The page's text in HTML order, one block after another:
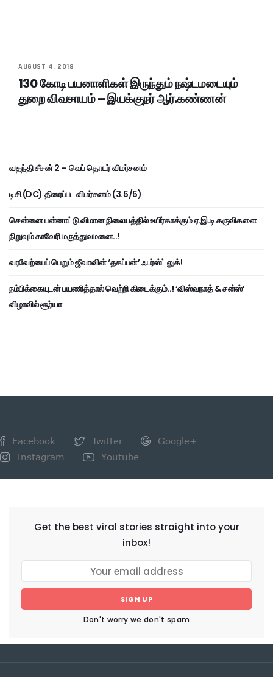
AUGUST 4, 2018
130 கோடி பயனாளிகள் இருந்தும் நஷ்டமடையும்
துறை விவசாயம் – இயக்குநர் ஆர்.கண்ணன்
வதந்தி சீசன் 2 – வெப் தொடர் விமர்சனம்
டிசி (DC) திரைப்பட விமர்சனம் (3.5/5)
சென்னை பன்னாட்டு விமான நிலையத்தில் உயிர்காக்கும் ஏ.இ.டி கருவிகளை
நிறுவும் காவேரி மருத்துவமனை..!
வரவேற்பைப் பெறும் ஜீவாவின் ‘தகப்பன்’ ஃபர்ஸ்ட் லுக்!
நம்பிக்கையுடன் பயணித்தால் வெற்றி கிடைக்கும்..! ‘விஸ்வநாத் & சன்ஸ்’
விழாவில் சூர்யா
Facebook Twitter
Google+
Instagram
Youtube
Get the best viral stories straight into your
inbox!
SIGN UP
Don't worry we don't spam